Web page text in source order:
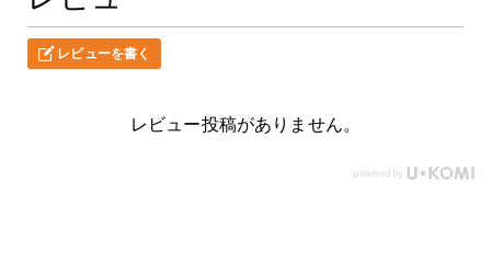
レビューを書く
レビュー投稿がありません。